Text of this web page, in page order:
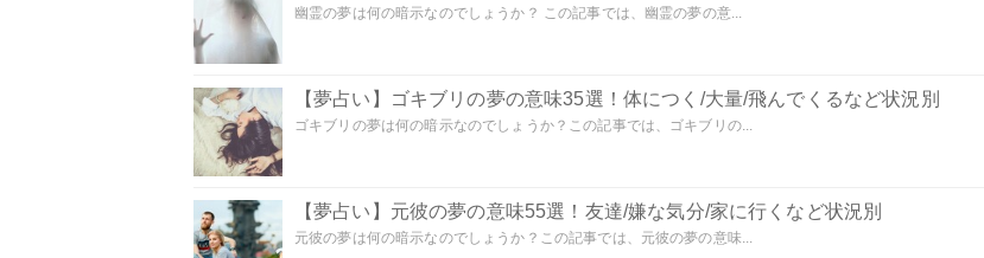
幽霊の夢は何の暗示なのでしょうか？ この記事では、幽霊の夢の意...
【夢占い】ゴキブリの夢の意味35選！体につく/大量/飛んでくるなど状況別
ゴキブリの夢は何の暗示なのでしょうか？この記事では、ゴキブリの...
【夢占い】元彼の夢の意味55選！友達/嫌な気分/家に行くなど状況別
元彼の夢は何の暗示なのでしょうか？この記事では、元彼の夢の意味...